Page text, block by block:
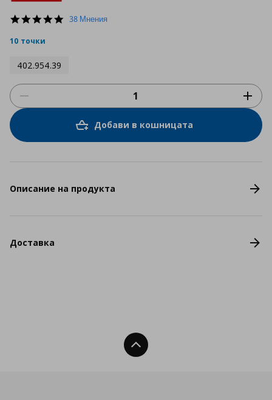
4.9
38 Мнения
10 точки
402.954.39
Добави в кошницата
Описание на продукта
Доставка
Нагоре